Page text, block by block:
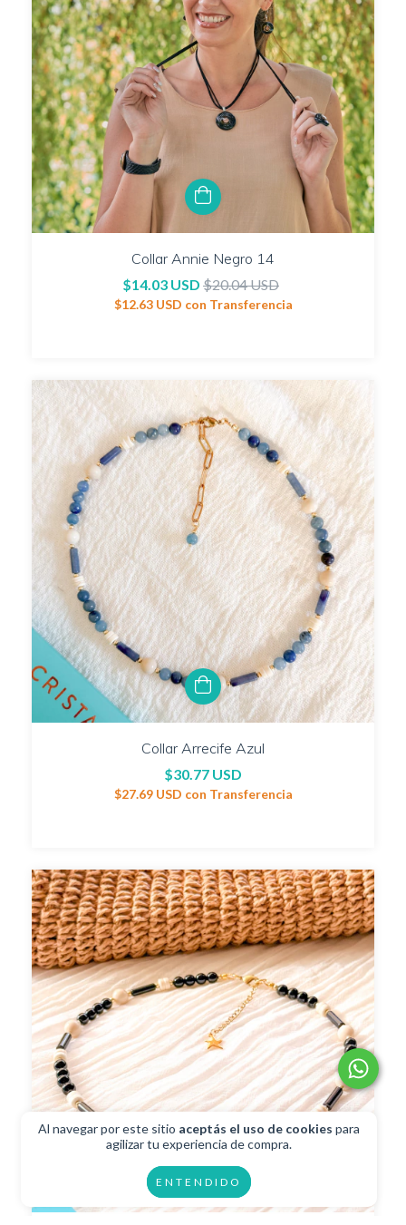
Al navegar por este sitio aceptás el uso de cookies para
agilizar tu experiencia de compra.
ENTENDIDO
Collar Annie Negro 14
$14.03 USD $20.04 USD
$12.63 USD con Transferencia
Collar Arrecife Azul
$30.77 USD
$27.69 USD con Transferencia